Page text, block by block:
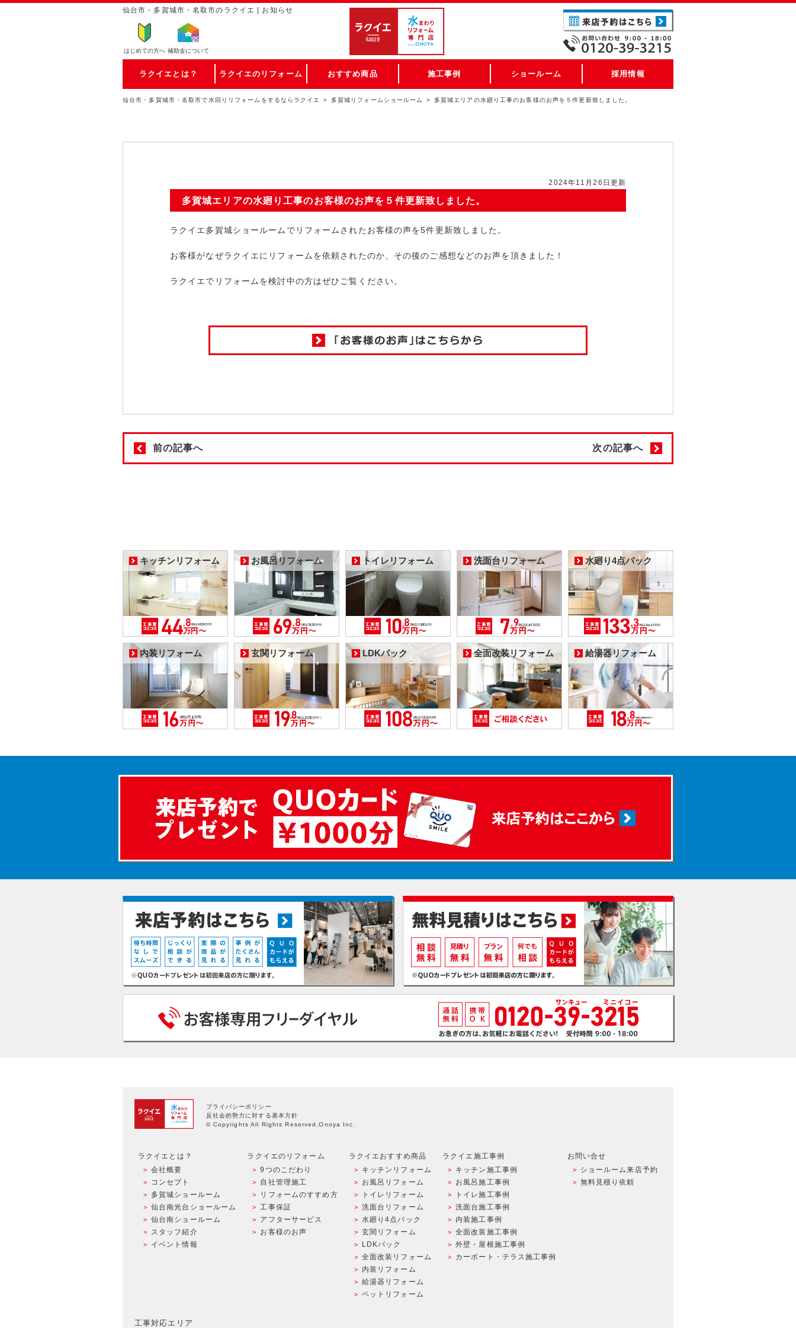
仙台市・多賀城市・名取市のラクイエ | お知らせ
はじめての方へ 補助金について
ラクイエとは？ ラクイエのリフォーム おすすめ商品 施工事例 ショールーム 採用情報
仙台市・多賀城市・名取市で水回りリフォームをするならラクイエ 多賀城リフォームショールーム 多賀城エリアの水廻り工事のお客様のお声を５件更新致しました。
2024年11月26日更新
多賀城エリアの水廻り工事のお客様のお声を５件更新致しました。
ラクイエ多賀城ショールームでリフォームされたお客様の声を5件更新致しました。
お客様がなぜラクイエにリフォームを依頼されたのか、その後のご感想などのお声を頂きました！
ラクイエでリフォームを検討中の方はぜひご覧ください。
前の記事へ 次の記事へ
キッチンリフォーム お風呂リフォーム トイレリフォーム 洗面台リフォーム 水廻り4点パック
内装リフォーム 玄関リフォーム LDKパック 全面改装リフォーム 給湯器リフォーム
プライバシーポリシー
反社会的勢力に対する基本方針
© Copyrights All Rights Reserved,Onoya Inc.
ラクイエとは？
会社概要
コンセプト
多賀城ショールーム
仙台南光台ショールーム
仙台南ショールーム
スタッフ紹介
イベント情報
ラクイエのリフォーム
9つのこだわり
自社管理施工
リフォームのすすめ方
工事保証
アフターサービス
お客様のお声
ラクイエおすすめ商品
キッチンリフォーム
お風呂リフォーム
トイレリフォーム
洗面台リフォーム
水廻り4点パック
玄関リフォーム
LDKパック
全面改装リフォーム
内装リフォーム
給湯器リフォーム
ペットリフォーム
ラクイエ施工事例
キッチン施工事例
お風呂施工事例
トイレ施工事例
洗面台施工事例
内装施工事例
全面改装施工事例
外壁・屋根施工事例
カーポート・テラス施工事例
お問い合せ
ショールーム来店予約
無料見積り依頼
工事対応エリア